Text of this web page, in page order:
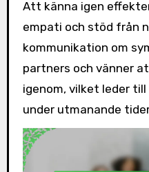
Att känna igen
empati och stöd från
kommunikation om
partners och vänner
igenom, vilket leder
under utmanande